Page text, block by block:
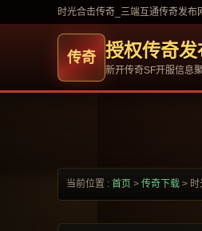
时光合击传奇_三端互通传奇发布
授权传奇发
新开传奇SF开服信息
当前位置 : 首页 > 传奇下载 > 时